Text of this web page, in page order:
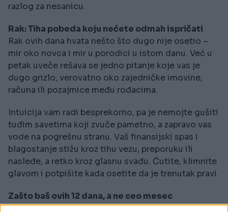
razlog za nesanicu.
Rak: Tiha pobeda koju nećete odmah ispričati
Rak ovih dana hvata nešto što dugo nije osetio –
mir oko novca i mir u porodici u istom danu. Već u
petak uveče rešava se jedno pitanje koje vas je
dugo grizlo, verovatno oko zajedničke imovine,
računa ili pozajmice među rođacima.
Intuicija vam radi besprekorno, pa je nemojte gušiti
tuđim savetima koji zvuče pametno, a zapravo vas
vode na pogrešnu stranu. Vaš finansijski spas i
blagostanje stižu kroz tihu vezu, preporuku ili
nasleđe, a retko kroz glasnu svađu. Ćutite, klimnite
glavom i potpišite kada osetite da je trenutak pravi.
Zašto baš ovih 12 dana, a ne ceo mesec
Ovaj period kosmičke darežljivosti traje kratko jer